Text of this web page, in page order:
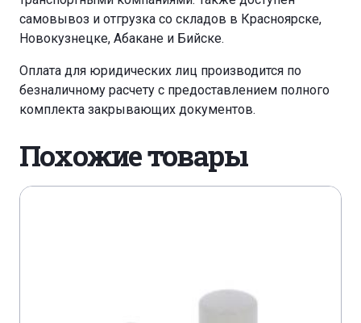
ATLAS COPCO GA 1108 ATLAS COPCO GA 111
ATLAS COPCO GA 1110 ATLAS COPCO GA 1120
ATLAS COPCO GA 115 ATLAS COPCO GA 118
ATLAS COPCO GA 11 C
ATLAS COPCO GA 122
самовывоз и отгрузка со складов в Красноярске,
Новокузнецке, Абакане и Бийске.
Оплата для юридических лиц производится по
безналичному расчету с предоставлением полного
комплекта закрывающих документов.
Похожие товары